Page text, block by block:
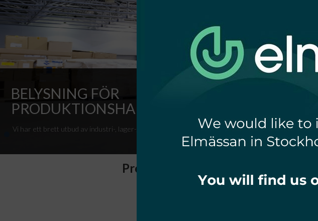
BELYSNING FÖR
PRODUKTIONSHALLAR
Vi har ett brett utbud av industri-, lager-, väg- och kontorsbelysning.
Producent av industriell LED-